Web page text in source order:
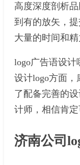
高度深度剖析
到有的放矢，
大量的时间和精
logo广告语设计
设计logo方面
了配备完善的
计师，相信肯定
济南公司